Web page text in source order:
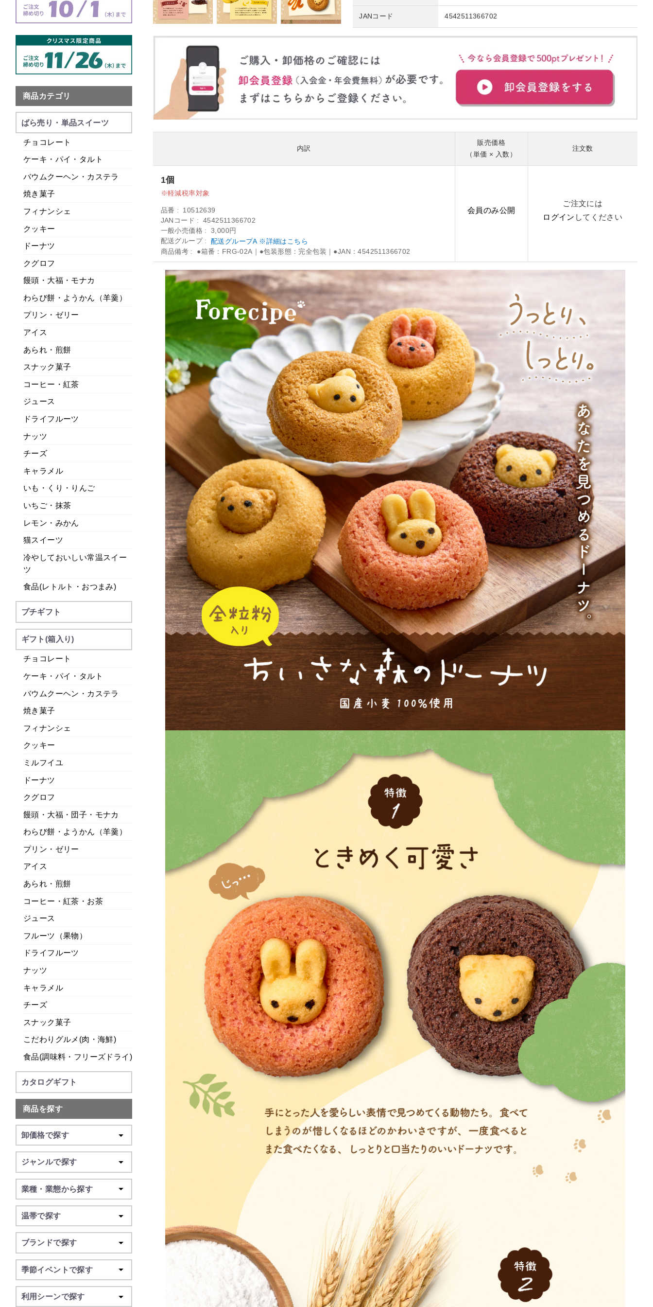
JANコード 4542511366702
内訳
販売価格
（単価 × 入数）
注文数
1個
軽減税率対象
品番
10512639
JANコード
4542511366702
一般小売価格
3,000円
配送グループ
配送グループA ※詳細はこちら
商品備考 ●箱番：FRG-02A｜●包装形態：完全包装｜●JAN：4542511366702
会員のみ公開
ご注文には
ログイン してください
商品カテゴリ
ばら売り・単品スイーツ
チョコレート
ケーキ・パイ・タルト
バウムクーヘン・カステラ
焼き菓子
フィナンシェ
クッキー
ドーナツ
クグロフ
饅頭・大福・モナカ
わらび餅・ようかん（羊羹）
プリン・ゼリー
アイス
あられ・煎餅
スナック菓子
コーヒー・紅茶
ジュース
ドライフルーツ
ナッツ
チーズ
キャラメル
いも・くり・りんご
いちご・抹茶
レモン・みかん
猫スイーツ
冷やしておいしい常温スイー
ツ
食品(レトルト・おつまみ)
プチギフト
ギフト(箱入り)
チョコレート
ケーキ・パイ・タルト
バウムクーヘン・カステラ
焼き菓子
フィナンシェ
クッキー
ミルフイユ
ドーナツ
クグロフ
饅頭・大福・団子・モナカ
わらび餅・ようかん（羊羹）
プリン・ゼリー
アイス
あられ・煎餅
コーヒー・紅茶・お茶
ジュース
フルーツ（果物）
ドライフルーツ
ナッツ
キャラメル
チーズ
スナック菓子
こだわりグルメ(肉・海鮮)
食品(調味料・フリーズドライ)
カタログギフト
商品を探す
卸価格で探す
ジャンルで探す
業種・業態から探す
温帯で探す
ブランドで探す
季節イベントで探す
利用シーンで探す